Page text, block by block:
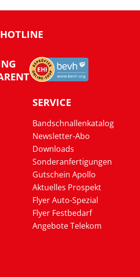
SERVICE
Bandschnallenkatalog
Newsletter-Abo
Downloads
Sonderanfertigungen
Gutschein Apollo
Aktuelles Prospekt
Flyer Auto-Spezial
Flyer Festbedarf
Angebote Telekom